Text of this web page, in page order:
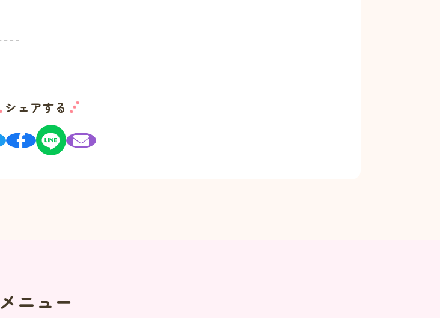
シェアする
メニュー